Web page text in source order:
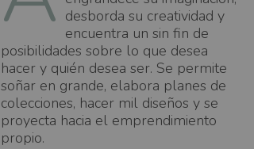
desborda su creatividad y
encuentra un sin fin de
posibilidades sobre lo que desea
hacer y quién desea ser. Se permite
soñar en grande, elabora planes de
colecciones, hacer mil diseños y se
proyecta hacia el emprendimiento
propio.